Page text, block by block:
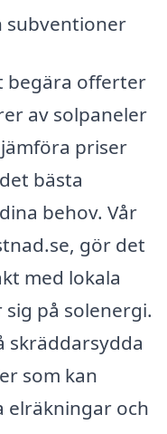
subventioner
begära offerter
av solpaneler
priser
bästa
behov. Vår
gör det
med lokala
på solenergi.
skräddarsydda
som kan
elräkningar och